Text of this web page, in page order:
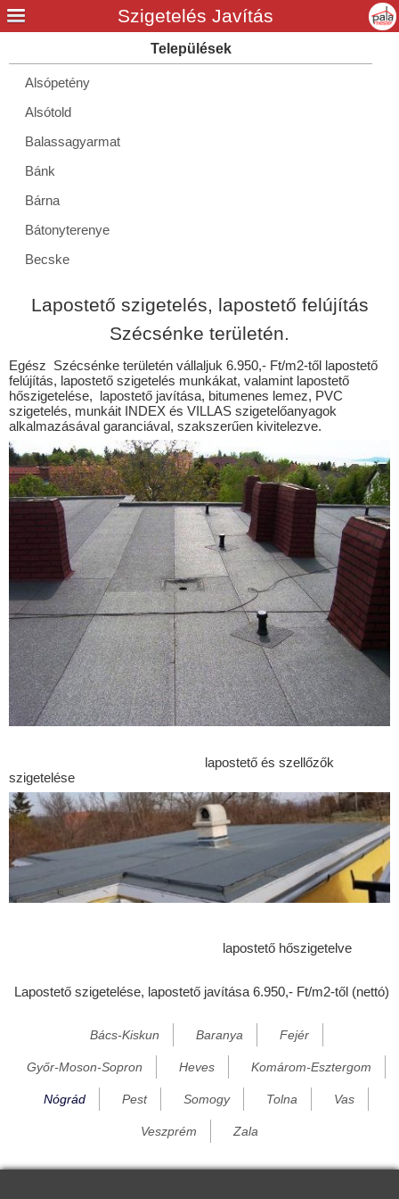
Alsópetény
Alsótold
Balassagyarmat
Bánk
Bárna
Bátonyterenye
Becske
Bercel
Bögöte
Borgáta
Buják
Cered
Csécse
Cserháthaláp
Cserhátsurány
Cserhátszentiván
Csesztve
Csitár
Debercsény
Dejtár
Diósjenő
Drégelypalánk
Ecseg
Egyházasdengeleg
Egyházasgerge
Endrefalva
Érsekvadkert
Héhalom
Lapostető szigetelés, lapostető felújítás
Szécsénke területén.
Egész Szécsénke területén vállaljuk 6.950,- Ft/m2-től lapostető
felújítás, lapostető szigetelés munkákat, valamint lapostető
hőszigetelése, lapostető javítása, bitumenes lemez, PVC
szigetelés, munkáit INDEX és VILLAS szigetelőanyagok
alkalmazásával garanciával, szakszerűen kivitelezve.
lapostető és szellőzők
szigetelése
lapostető hőszigetelve
Lapostető szigetelése, lapostető javítása 6.950,- Ft/m2-től (nettó)
Bács-Kiskun Baranya Fejér
Győr-Moson-Sopron Heves Komárom-Esztergom
Nógrád Pest Somogy Tolna Vas
Veszprém Zala